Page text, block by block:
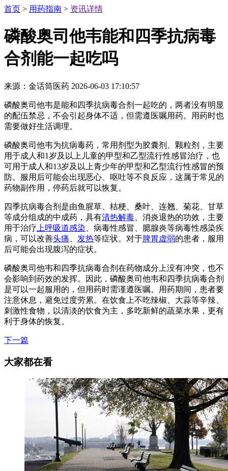
首页 > 用药指南 > 资讯详情
磷酸奥司他韦能和四季抗病毒
合剂能一起吃吗
来源：金话筒医药 2026-06-03 17:10:57
磷酸奥司他韦是能和四季抗病毒合剂一起吃的，两者没有明显
的配伍禁忌，不会引起身体不适，但需遵医嘱用药。用药时也
需要做好生活调理。
磷酸奥司他韦为抗病毒药，常用剂型为胶囊剂、颗粒剂，主要
用于成人和1岁及以上儿童的甲型和乙型流行性感冒治疗，也
可用于成人和13岁及以上青少年的甲型和乙型流行性感冒的预
防。服用后可能会出现恶心、呕吐等不良反应，这属于常见的
药物副作用，停药后就可以恢复。
四季抗病毒合剂是由鱼腥草、桔梗、桑叶、连翘、菊花、甘草
等成分组成的中成药，具有清热解毒 、消炎退热的功效，主要
用于治疗 上呼吸道感染 、病毒性感冒、腮腺炎等病毒性感染疾
病，可以改善头痛 发热等症状。对于脾胃虚弱的患者，服用
后可能会出现腹泻的症状。
磷酸奥司他韦和四季抗病毒合剂在药物成分上没有冲突，也不
会影响到药效的发挥。因此，磷酸奥司他韦和四季抗病毒合剂
是可以一起服用的，但用药时需谨遵医嘱。用药期间，患者要
注意休息，避免过度劳累。在饮食上不吃辣椒、大蒜等辛辣、
刺激性食物，以清淡的饮食为主，多吃新鲜的蔬菜水果，更有
利于身体的恢复。
下一篇
大家都在看